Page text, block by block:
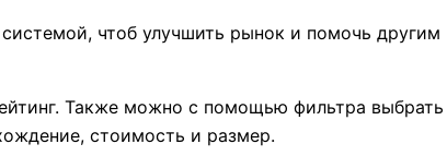
чтоб улучшить рынок и помочь другим
Также можно с помощью фильтра выбрать
стоимость и размер.